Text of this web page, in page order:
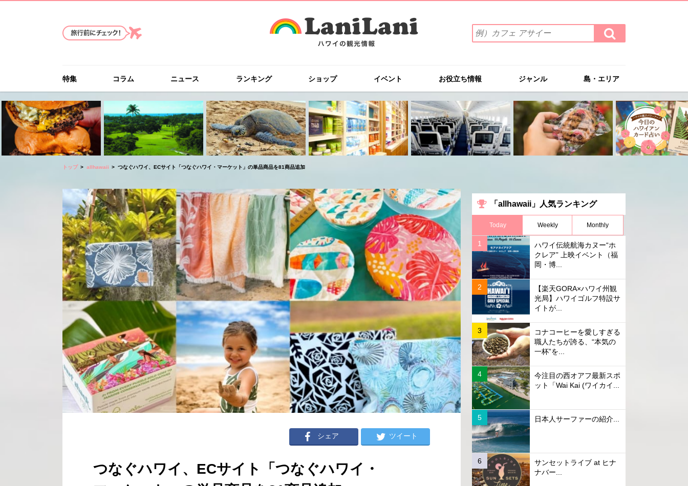
索
ワ
を
入
力
(例）
カ
フ
ェ
イ
ー
検
索
す
特集 コラム ニュース ランキング ショップ イベント お役立ち情報 ジャンル 島・エリア
トップ allhawaii つなぐハワイ、ECサイト「つなぐハワイ・マーケット」の単品商品を81商品追加
シェア ツイート
つなぐハワイ、ECサイト「つなぐハワイ・
「allhawaii」人気ランキング
Today Weekly Monthly
ハワイ伝統航海カヌー“ホ
クレア” 上映イベント（福
岡・博...
【楽天GORA×ハワイ州観
光局】ハワイゴルフ特設サ
イトが...
コナコーヒーを愛しすぎる
職人たちが誇る、“本気の
一杯”を...
今注目の西オアフ最新スポ
ット「Wai Kai (ワイカイ...
日本人サーファーの紹介...
サンセットライブ at ヒナ
ナバー...